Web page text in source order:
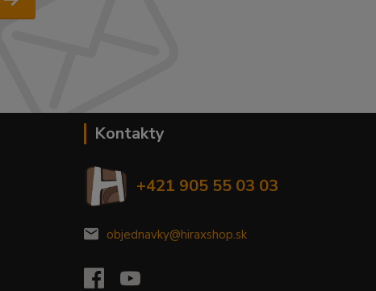
Kontakty
+421 905 55 03 03
objednavky@hiraxshop.sk